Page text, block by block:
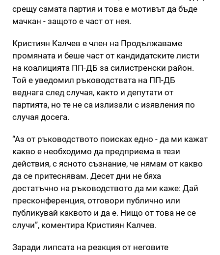
срещу самата партия и това е мотивът да бъде
мачкан - защото е част от нея.
Кристиян Калчев е член на Продължаваме
промяната и беше част от кандидатските листи
на коалицията ПП-ДБ за силистренски район.
Той е уведомил ръководствата на ПП-ДБ
веднага след случая, както и депутати от
партията, но те не са излизали с изявления по
случая досега.
“Аз от ръководството поисках едно - да ми кажат
какво е необходимо да предприема в тези
действия, с ясното съзнание, че нямам от какво
да се притеснявам. Десет дни не бяха
достатъчно на ръководството да ми каже: Дай
пресконференция, отговори публично или
публикувай каквото и да е. Нищо от това не се
случи”, коментира Кристиян Калчев.
Заради липсата на реакция от неговите